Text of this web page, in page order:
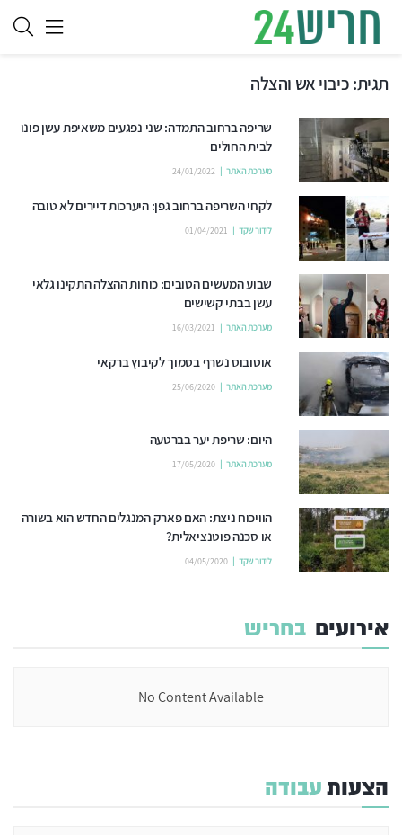
תגית:כיבוי אש והצלה
שריפה ברחוב התמדה: שני נפגעים משאיפת עשן פונו
לבית החולים
מערכת האתר 24/01/2022
לקחי השריפה ברחוב גפן: היערכות דיירים לא טובה
לידור שקד 01/04/2021
שבוע המעשים הטובים: כוחות ההצלה התקינו גלאי
עשן בבתי קשישים
מערכת האתר 16/03/2021
אוטובוס נשרף בסמוך לקיבוץ ברקאי
מערכת האתר 25/06/2020
היום: שריפת יער בברטעה
מערכת האתר 17/05/2020
הוויכוח ניצת: האם פארק המנגלים החדש הוא בשורה
או סכנה פוטנציאלית?
לידור שקד 04/05/2020
אירועים בחריש
No Content Available
הצעותעבודה